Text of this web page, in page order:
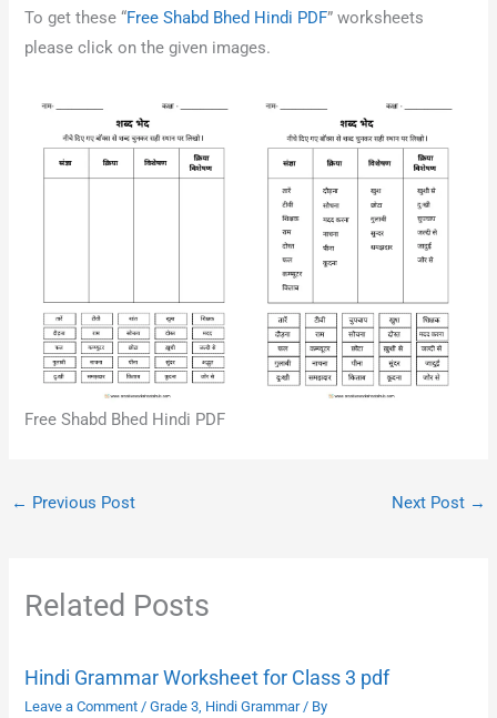
To get these “Free Shabd Bhed Hindi PDF” worksheets
please click on the given images.
Free Shabd Bhed Hindi PDF
← Previous Post Next Post →
Related Posts
Hindi Grammar Worksheet for Class 3 pdf
Leave a Comment /Grade 3 Hindi Grammar/ By